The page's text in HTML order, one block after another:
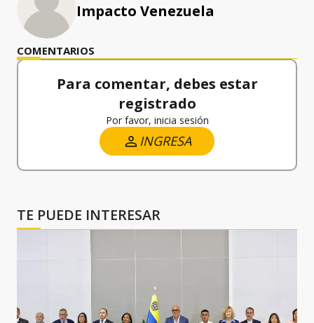
Impacto Venezuela
COMENTARIOS
Para comentar, debes estar
registrado
Por favor, inicia sesión
INGRESA
TE PUEDE INTERESAR